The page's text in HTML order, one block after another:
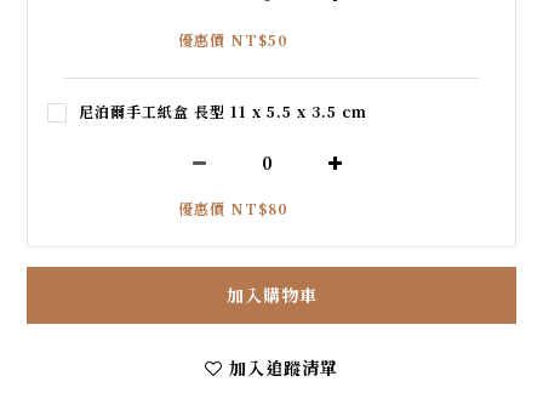
優惠價 NT$50
尼泊爾手工紙盒 長型 11 x 5.5 x 3.5 cm
優惠價 NT$80
加入購物車
加入追蹤清單